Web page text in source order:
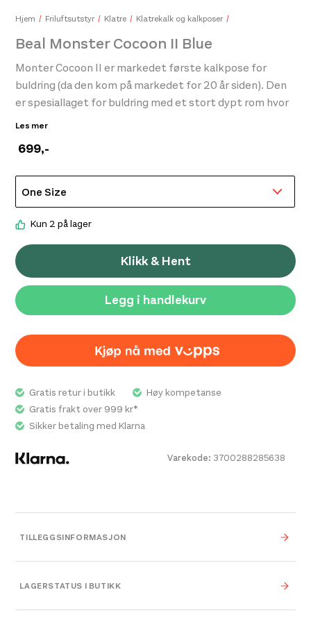
799,-
Hjem Friluftsutstyr Klatre Klatrekalk og kalkposer
Beal Monster Cocoon II Blue
699,-
Monter Cocoon II er markedet første kalkpose for
buldring (da den kom på markedet for 20 år siden). Den
er spesiallaget for buldring med et stort dypt rom hvor
du kan kalke opp uten støvsøl, holder for børste og
Kun 2 på lager
Klikk & Hent
Legg i handlekurv
Varekode: 3700288285638
Les mer
Gratis retur i butikk
Høy kompetanse
Gratis frakt over 999 kr*
Sikker betaling med Klarna
TILLEGGSINFORMASJON
0,000 × 0,000 × 0,000
LAGERSTATUS I BUTIKK